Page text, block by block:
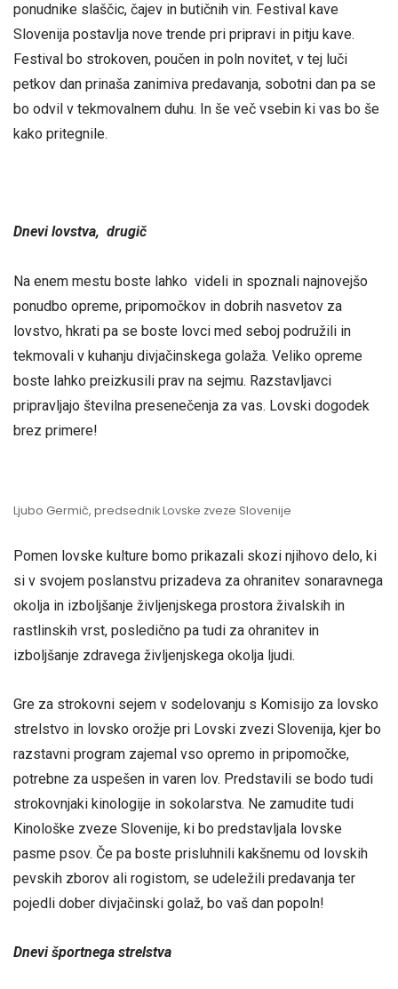
ponudnike slaščic, čajev in butičnih vin. Festival kave
Slovenija postavlja nove trende pri pripravi in pitju kave.
Festival bo strokoven, poučen in poln novitet, v tej luči
petkov dan prinaša zanimiva predavanja, sobotni dan pa se
bo odvil v tekmovalnem duhu. In še več vsebin ki vas bo še
kako pritegnile.
Dnevi lovstva, drugič
Na enem mestu boste lahko videli in spoznali najnovejšo
ponudbo opreme, pripomočkov in dobrih nasvetov za
lovstvo, hkrati pa se boste lovci med seboj podružili in
tekmovali v kuhanju divjačinskega golaža. Veliko opreme
boste lahko preizkusili prav na sejmu. Razstavljavci
pripravljajo številna presenečenja za vas. Lovski dogodek
brez primere!
Ljubo Germič, predsednik Lovske zveze Slovenije
Pomen lovske kulture bomo prikazali skozi njihovo delo, ki
si v svojem poslanstvu prizadeva za ohranitev sonaravnega
okolja in izboljšanje življenjskega prostora živalskih in
rastlinskih vrst, posledično pa tudi za ohranitev in
izboljšanje zdravega življenjskega okolja ljudi.
Gre za strokovni sejem v sodelovanju s Komisijo za lovsko
strelstvo in lovsko orožje pri Lovski zvezi Slovenija, kjer bo
razstavni program zajemal vso opremo in pripomočke,
potrebne za uspešen in varen lov. Predstavili se bodo tudi
strokovnjaki kinologije in sokolarstva. Ne zamudite tudi
Kinološke zveze Slovenije, ki bo predstavljala lovske
pasme psov. Če pa boste prisluhnili kakšnemu od lovskih
pevskih zborov ali rogistom, se udeležili predavanja ter
pojedli dober divjačinski golaž, bo vaš dan popoln!
Dnevi športnega strelstva